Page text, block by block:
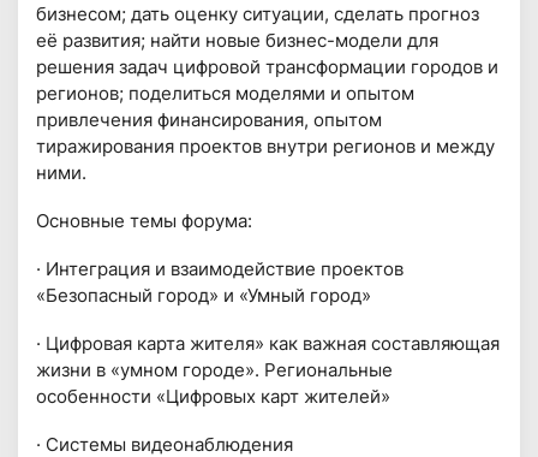
бизнесом; дать оценку ситуации, сделать прогноз
её развития; найти новые бизнес-модели для
решения задач цифровой трансформации городов и
регионов; поделиться моделями и опытом
привлечения финансирования, опытом
тиражирования проектов внутри регионов и между
ними.
Основные темы форума:
· Интеграция и взаимодействие проектов
«Безопасный город» и «Умный город»
· Цифровая карта жителя» как важная составляющая
жизни в «умном городе». Региональные
особенности «Цифровых карт жителей»
· Системы видеонаблюдения